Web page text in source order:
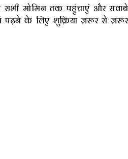
मोमिन तक पहुंचाएं और सवाबे
के लिए शुक्रिया ज़रूर से ज़रूर